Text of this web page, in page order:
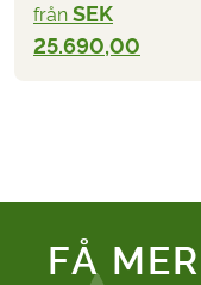
från SEK
25.690,00
FÅ